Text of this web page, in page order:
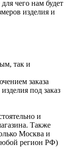
чего нам будет
изделия и
так и
заказа
под заказ
и
Также
Москва и
регион РФ)